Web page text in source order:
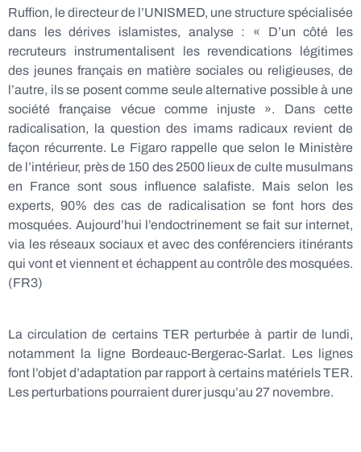
Ruffion, le directeur de l’UNISMED, une structure spécialisée
dans les dérives islamistes, analyse : « D’un côté les
recruteurs instrumentalisent les revendications légitimes
des jeunes français en matière sociales ou religieuses, de
l’autre, ils se posent comme seule alternative possible à une
société française vécue comme injuste ». Dans cette
radicalisation, la question des imams radicaux revient de
façon récurrente. Le Figaro rappelle que selon le Ministère
de l’intérieur, près de 150 des 2500 lieux de culte musulmans
en France sont sous influence salafiste. Mais selon les
experts, 90% des cas de radicalisation se font hors des
mosquées. Aujourd’hui l’endoctrinement se fait sur internet,
via les réseaux sociaux et avec des conférenciers itinérants
qui vont et viennent et échappent au contrôle des mosquées.
(FR3)
La circulation de certains TER perturbée à partir de lundi,
notamment la ligne Bordeauc-Bergerac-Sarlat. Les lignes
font l’objet d’adaptation par rapport à certains matériels TER.
Les perturbations pourraient durer jusqu’au 27 novembre.